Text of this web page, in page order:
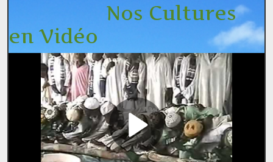
Nos Cultures
en Vidéo